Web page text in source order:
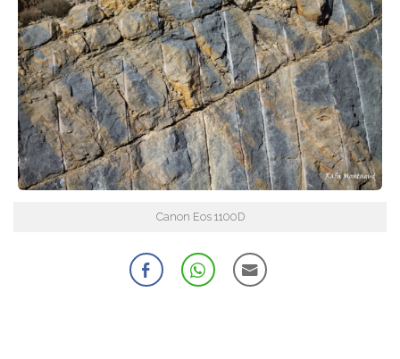
Canon Eos 1100D